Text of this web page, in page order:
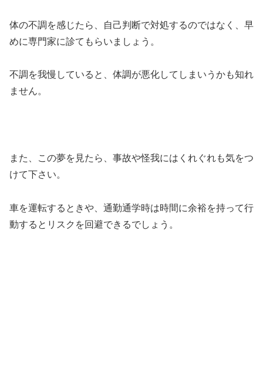
体の不調を感じたら、自己判断で対処するのではなく、早
めに専門家に診てもらいましょう。
不調を我慢していると、体調が悪化してしまいうかも知れ
ません。
また、この夢を見たら、事故や怪我にはくれぐれも気をつ
けて下さい。
車を運転するときや、通勤通学時は時間に余裕を持って行
動するとリスクを回避できるでしょう。